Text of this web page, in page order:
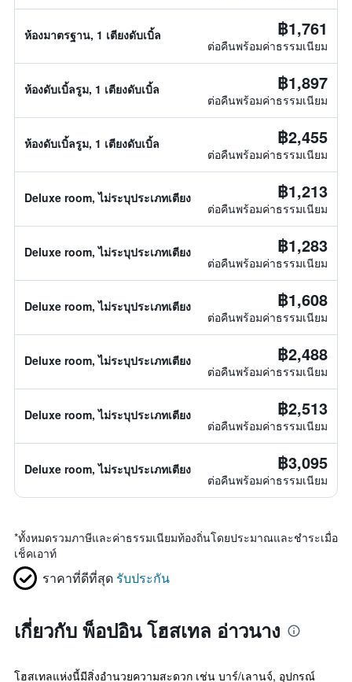
ห้องมาตรฐาน, 1 เตียงดับเบิ้ล ฿1,761
ต่อคืนพร้อมค่าธรรมเนียม
ห้องดับเบิ้ลรูม, 1 เตียงดับเบิ้ล ฿1,897
ต่อคืนพร้อมค่าธรรมเนียม
ห้องดับเบิ้ลรูม, 1 เตียงดับเบิ้ล ฿2,455
ต่อคืนพร้อมค่าธรรมเนียม
Deluxe room, ไม่ระบุประเภทเตียง ฿1,213
ต่อคืนพร้อมค่าธรรมเนียม
Deluxe room, ไม่ระบุประเภทเตียง ฿1,283
ต่อคืนพร้อมค่าธรรมเนียม
Deluxe room, ไม่ระบุประเภทเตียง ฿1,608
ต่อคืนพร้อมค่าธรรมเนียม
Deluxe room, ไม่ระบุประเภทเตียง ฿2,488
ต่อคืนพร้อมค่าธรรมเนียม
Deluxe room, ไม่ระบุประเภทเตียง ฿2,513
ต่อคืนพร้อมค่าธรรมเนียม
Deluxe room, ไม่ระบุประเภทเตียง ฿3,095
ต่อคืนพร้อมค่าธรรมเนียม
*ทั้งหมดรวมภาษีและค่าธรรมเนียมท้องถิ่นโดยประมาณและชำระเมื่อ
เช็คเอาท์
ราคาที่ดีที่สุด รับประกัน
เกี่ยวกับ พ็อปอิน โฮสเทล อ่าวนาง
โฮสเทลแห่งนี้มีสิ่งอำนวยความสะดวก เช่น บาร์/เลานจ์, อุปกรณ์